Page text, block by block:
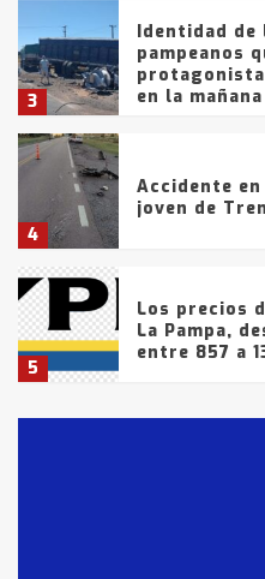
3
Identidad de
pampeanos
en la
4
Accidente
joven de
5
Los precios
La Pampa,
entre 857 a